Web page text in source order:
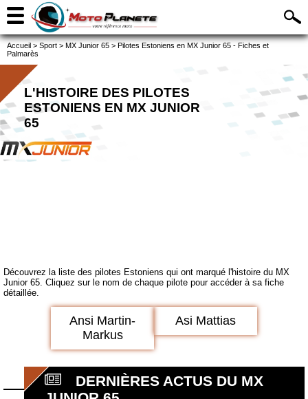
Accueil > Sport > MX Junior 65 > Pilotes Estoniens en MX Junior 65 - Fiches et
Palmarès
L'HISTOIRE DES PILOTES
ESTONIENS EN MX JUNIOR
65
Découvrez la liste des pilotes Estoniens qui ont marqué l'histoire du MX
Junior 65. Cliquez sur le nom de chaque pilote pour accéder à sa fiche
détaillée.
Ansi Martin-
Markus
Asi Mattias
DERNIÈRES ACTUS DU MX